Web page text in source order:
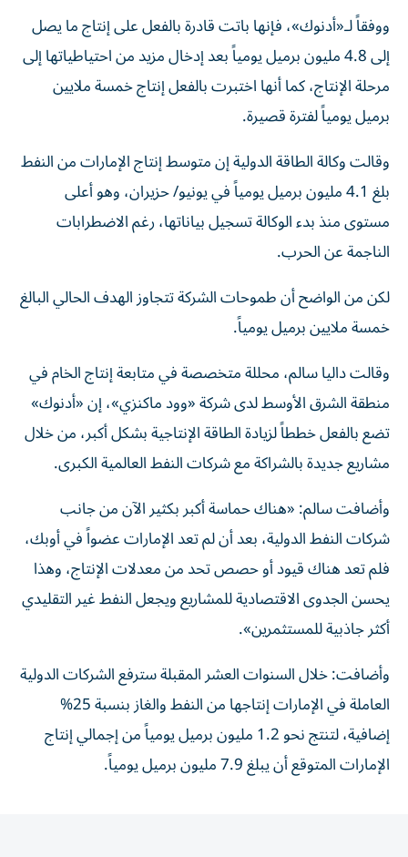
ووفقاً لـ«أدنوك»، فإنها باتت قادرة بالفعل على إنتاج ما يصل
إلى 4.8 مليون برميل يومياً بعد إدخال مزيد من احتياطياتها إلى
مرحلة الإنتاج، كما أنها اختبرت بالفعل إنتاج خمسة ملايين
برميل يومياً لفترة قصيرة.
وقالت وكالة الطاقة الدولية إن متوسط إنتاج الإمارات من النفط
بلغ 4.1 مليون برميل يومياً في يونيو/ حزيران، وهو أعلى
مستوى منذ بدء الوكالة تسجيل بياناتها، رغم الاضطرابات
الناجمة عن الحرب.
لكن من الواضح أن طموحات الشركة تتجاوز الهدف الحالي البالغ
خمسة ملايين برميل يومياً.
وقالت داليا سالم، محللة متخصصة في متابعة إنتاج الخام في
منطقة الشرق الأوسط لدى شركة «وود ماكنزي»، إن «أدنوك»
تضع بالفعل خططاً لزيادة الطاقة الإنتاجية بشكل أكبر، من خلال
مشاريع جديدة بالشراكة مع شركات النفط العالمية الكبرى.
وأضافت سالم: «هناك حماسة أكبر بكثير الآن من جانب
شركات النفط الدولية، بعد أن لم تعد الإمارات عضواً في أوبك،
فلم تعد هناك قيود أو حصص تحد من معدلات الإنتاج، وهذا
يحسن الجدوى الاقتصادية للمشاريع ويجعل النفط غير التقليدي
أكثر جاذبية للمستثمرين».
وأضافت: خلال السنوات العشر المقبلة سترفع الشركات الدولية
العاملة في الإمارات إنتاجها من النفط والغاز بنسبة 25%
إضافية، لتنتج نحو 1.2 مليون برميل يومياً من إجمالي إنتاج
الإمارات المتوقع أن يبلغ 7.9 مليون برميل يومياً.